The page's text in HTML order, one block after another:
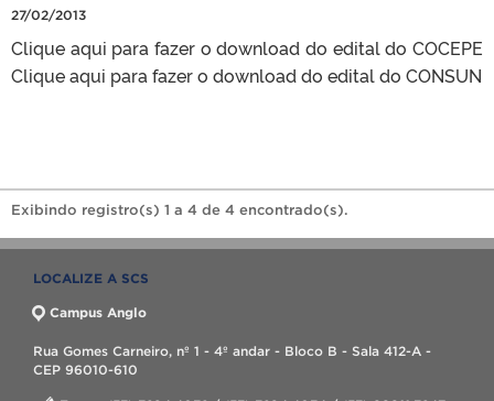
27/02/2013
Clique aqui para fazer o download do edital do COCEPE
Clique aqui para fazer o download do edital do CONSUN
Exibindo registro(s) 1 a 4 de 4 encontrado(s).
LOCALIZE A SCS
Campus Anglo
Rua Gomes Carneiro, nº 1 - 4º andar - Bloco B - Sala 412-A -
CEP 96010-610